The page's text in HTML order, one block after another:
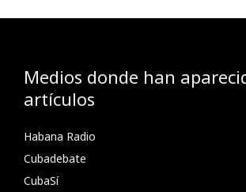
Medios donde han
artículos
Habana Radio
Cubadebate
CubaSí